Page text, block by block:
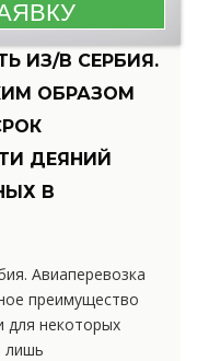
ИЗ/В СЕРБИЯ.
ОБРАЗОМ
ДЕЯНИЙ
В
Авиаперевозка
преимущество
для некоторых
лишь